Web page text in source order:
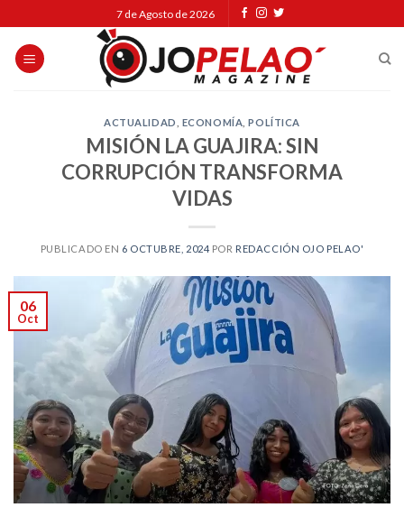
to
content
7 de Agosto de 2026
ACTUALIDAD ECONOMÍA ,POLÍTICA
MISIÓN LA GUAJIRA: SIN
CORRUPCIÓN TRANSFORMA
VIDAS
PUBLICADO EN 6 OCTUBRE, 2024 POR REDACCIÓN OJO PELAO'
06
Oct